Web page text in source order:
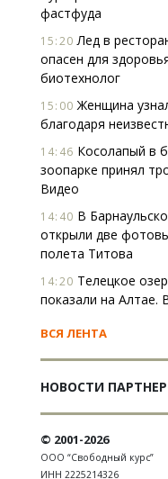
фастфуда
15:20 Лед в
опасен для
биотехнолог
15:00 Женщина
благодаря
14:46 Косолапый в
зоопарке принял
Видео
14:40 В
открыли две
полета Титова
14:20 Телецкое
показали на Алтае.
ВСЯ ЛЕНТА
НОВОСТИ
© 2001-2026
ООО “Свободный курс”
ИНН 2225214326